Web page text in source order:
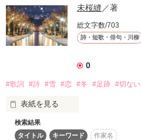
未桜縫／著
総文字数/703
詩・短歌・俳句・川柳
0
#歌詞 #詩 #雪 #恋 #冬 #足跡 #切ない
表紙を見る
不定期歌詞投稿シリーズ第3段！
検索結果
タイトル
キーワード 作家名